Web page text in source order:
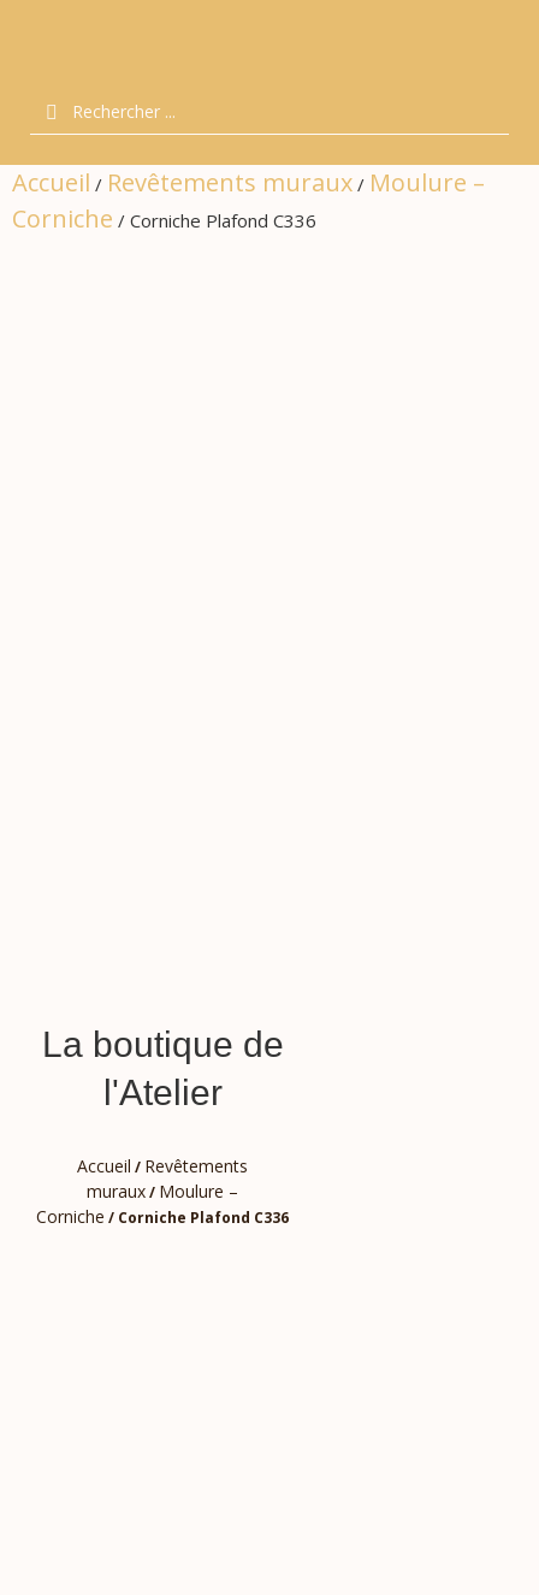
Accueil / Revêtements muraux / Moulure –
Corniche / Corniche Plafond C336
La boutique de
l'Atelier
Accueil / Revêtements
muraux/ Moulure –
Corniche / Corniche Plafond C336